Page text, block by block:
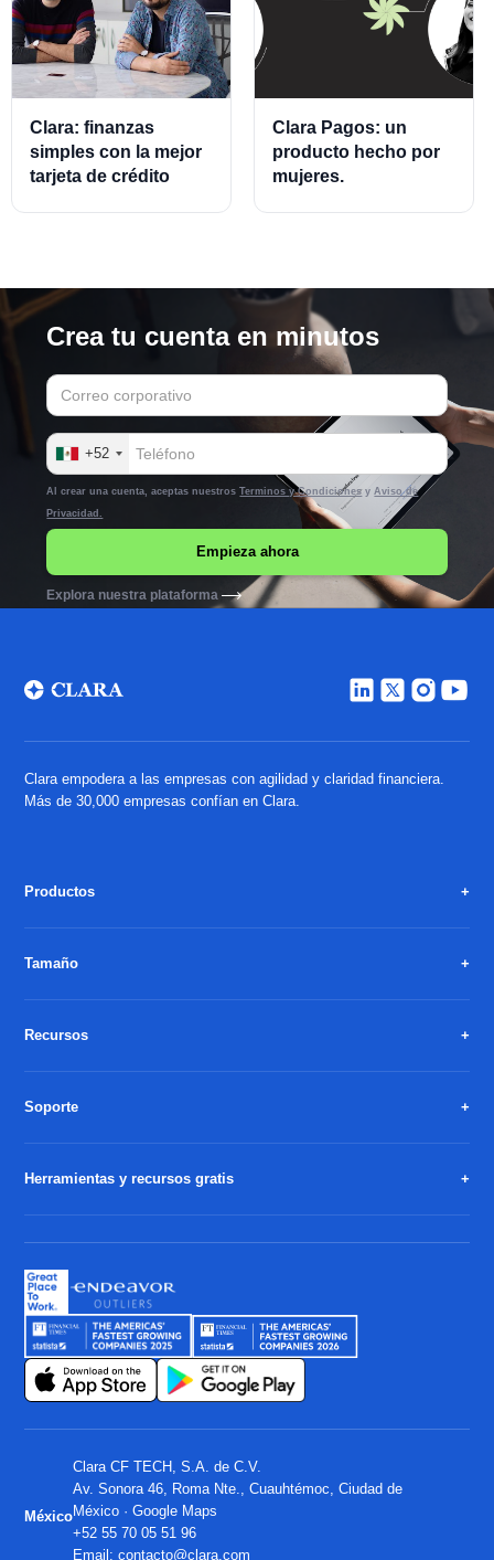
Clara: finanzas
simples con la mejor
tarjeta de crédito
Clara Pagos: un
producto hecho por
mujeres.
Crea tu cuenta en minutos
+52
Al crear una cuenta, aceptas nuestrosTerminos y CondicionesyAviso de
Privacidad.
Explora nuestra plataforma
Clara empodera a las empresas con agilidad y claridad financiera.
Más de 30,000 empresas confían en Clara.
Productos
Tamaño
Recursos
Soporte
Herramientas y recursos gratis
México
Clara CF TECH, S.A. de C.V.
Av. Sonora 46, Roma Nte., Cuauhtémoc, Ciudad de
México ·Google Maps
+52 55 70 05 51 96
Email:contacto@clara.com